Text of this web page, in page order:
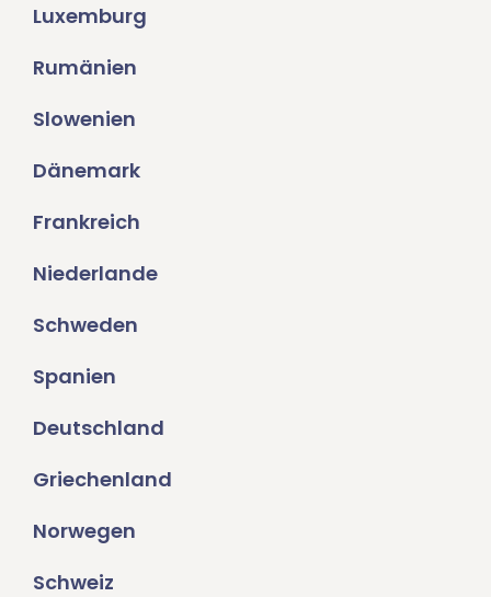
Luxemburg
Rumänien
Slowenien
Dänemark
Frankreich
Niederlande
Schweden
Spanien
Deutschland
Griechenland
Norwegen
Schweiz